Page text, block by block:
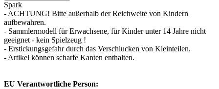
Spark
- ACHTUNG! Bitte außerhalb der Reichweite von Kindern
aufbewahren.
- Sammlermodell für Erwachsene, für Kinder unter 14 Jahre nicht
geeignet - kein Spielzeug !
- Erstickungsgefahr durch das Verschlucken von Kleinteilen.
- Artikel können scharfe Kanten enthalten.
EU Verantwortliche Person: